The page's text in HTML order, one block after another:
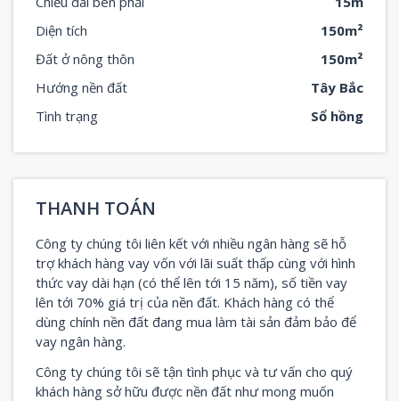
Diện tích
150m²
Đất ở nông thôn
150m²
Hướng nền đất
Tây Bắc
Tình trạng
Sổ hồng
THANH TOÁN
Công ty chúng tôi liên kết với nhiều ngân hàng sẽ hỗ
trợ khách hàng vay vốn với lãi suất thấp cùng với hình
thức vay dài hạn (có thể lên tới 15 năm), số tiền vay
lên tới 70% giá trị của nền đất. Khách hàng có thể
dùng chính nền đất đang mua làm tài sản đảm bảo để
vay ngân hàng.
Công ty chúng tôi sẽ tận tình phục và tư vấn cho quý
khách hàng sở hữu được nền đất như mong muốn